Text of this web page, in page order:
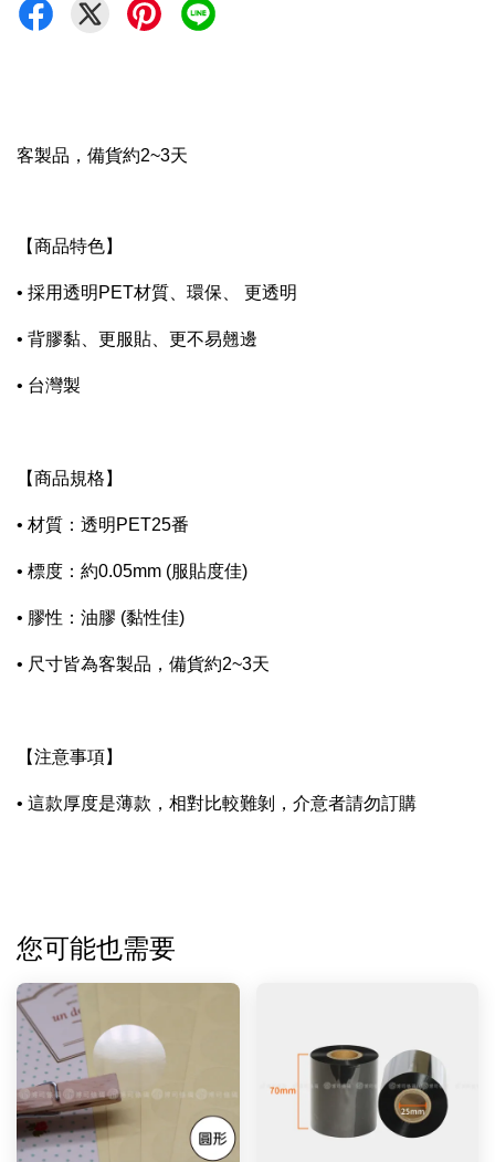
客製品，備貨約2~3天
【商品特色】
• 採用透明PET材質、環保、 更透明
• 背膠黏、更服貼、更不易翹邊
• 台灣製
【商品規格】
• 材質：透明PET25番
• 標度：約0.05mm (服貼度佳)
• 膠性：油膠 (黏性佳)
• 尺寸皆為客製品，備貨約2~3天
【注意事項】
• 這款厚度是薄款，相對比較難剝，介意者請勿訂購
您可能也需要